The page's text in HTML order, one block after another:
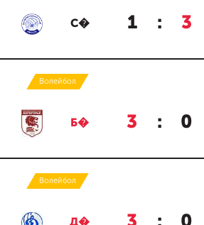
С� 1 : 3
Волейбол
Б� 3 : 0
Волейбол
Д�